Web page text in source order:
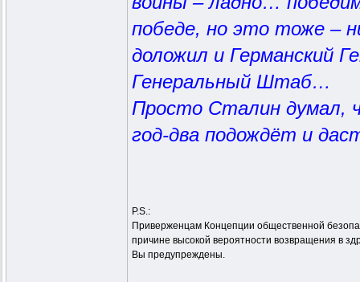
победе, но это тоже –
доложил и Германский
Генеральный Штаб…
Просто Сталин думал,
год-два подождёт и
P.S.:
Приверженцам Концепции общественной
причине высокой вероятности возвращения в
Вы предупреждены.